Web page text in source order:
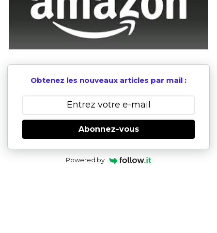
Obtenez les nouveaux articles par mail :
Abonnez-vous
Powered by